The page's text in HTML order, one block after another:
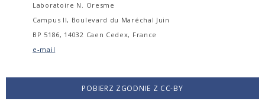
Laboratoire N. Oresme
Campus II, Boulevard du Maréchal Juin
BP 5186, 14032 Caen Cedex, France
e-mail
POBIERZ ZGODNIE Z CC-BY